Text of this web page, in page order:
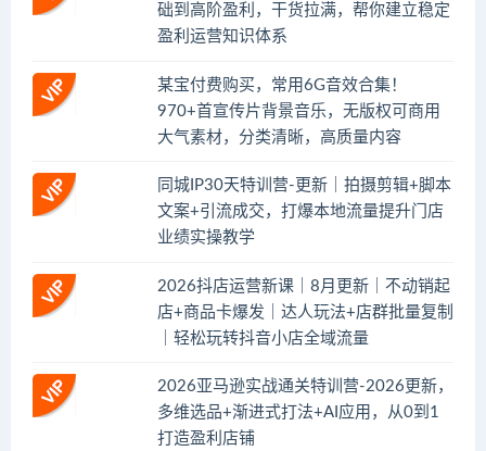
础到高阶盈利，干货拉满，帮你建立稳定
盈利运营知识体系
某宝付费购买，常用6G音效合集！
970+首宣传片背景音乐，无版权可商用
大气素材，分类清晰，高质量内容
同城IP30天特训营-更新｜拍摄剪辑+脚本
文案+引流成交，打爆本地流量提升门店
业绩实操教学
2026抖店运营新课｜8月更新｜不动销起
店+商品卡爆发｜达人玩法+店群批量复制
｜轻松玩转抖音小店全域流量
2026亚马逊实战通关特训营-2026更新，
多维选品+渐进式打法+AI应用，从0到1
打造盈利店铺